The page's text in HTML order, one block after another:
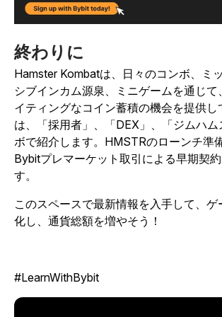
終わりに
Hamster Kombatは、日々のコンボ、ミ
シブインカム源泉、ミニゲームを通じて
イティングなコイン蓄積の機会を提供し
は、「採用者」、「DEX」、「ジムハ
ボで紹介します。HMSTRのローンチ準
Bybitプレマーケット取引による早期契
す。
このスペースで最新情報を入手して、ゲ
化し、通貨総額を増やそう！
#LearnWithBybit